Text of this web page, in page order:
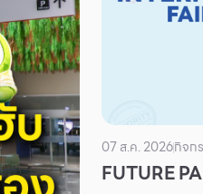
07 ส.ค. 2026กิจก
FUTURE